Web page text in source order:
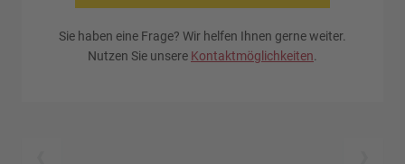
Sie haben eine Frage? Wir helfen Ihnen gerne weiter.
Nutzen Sie unsere Kontaktmöglichkeiten.